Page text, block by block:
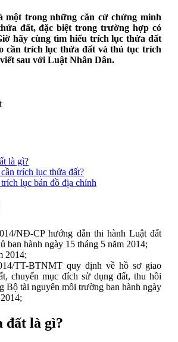
một trong những căn cứ chứng minh
đất, đặc biệt trong trường hợp có
hãy cùng tìm hiểu trích lục thửa đất
cần trích lục thửa đất và thủ tục trích
sau với Luật Nhân Dân.
là gì?
trích lục thửa đất?
lục bản đồ địa chính
NĐ-CP hướng dẫn thi hành Luật đất
ban hành ngày 15 tháng 5 năm 2014;
2014;
TT-BTNMT quy định về hồ sơ giao
chuyển mục đích sử dụng đất, thu hồi
Bộ tài nguyên môi trường ban hành ngày
đất là gì?